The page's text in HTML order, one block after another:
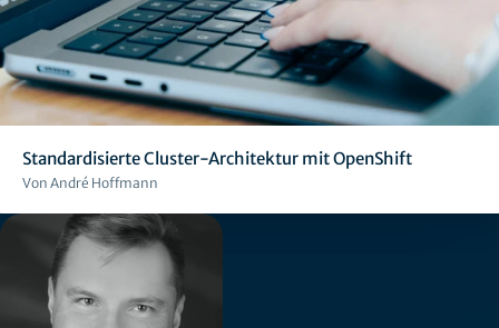
Standardisierte Cluster-Architektur mit OpenShift
Von André Hoffmann